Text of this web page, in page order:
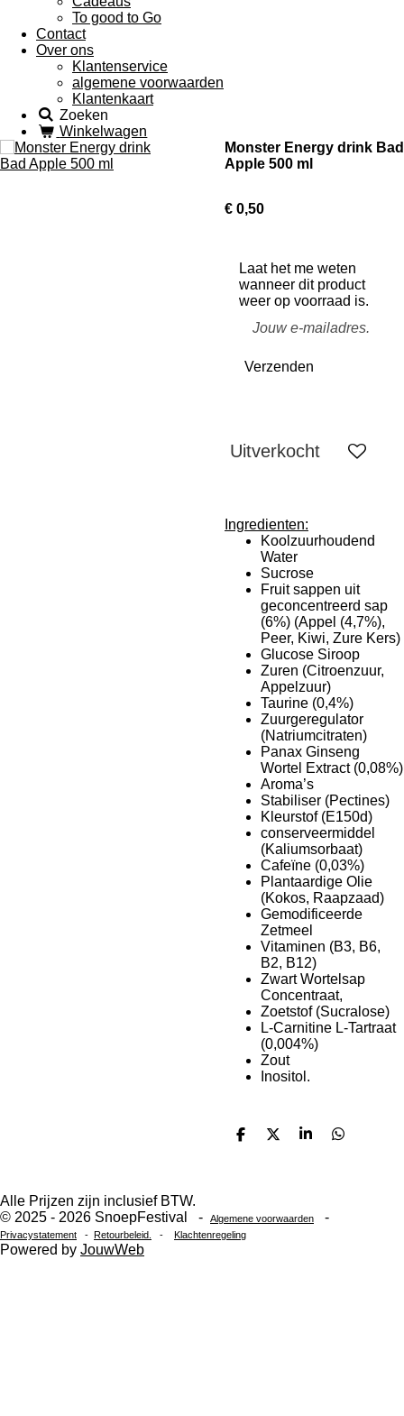
To good to Go
Contact
Over ons
Klantenservice
algemene voorwaarden
Klantenkaart
Zoeken
Winkelwagen
Monster Energy drink Bad
Apple 500 ml
€ 0,50
Laat het me weten
wanneer dit product
weer op voorraad is.
Verzenden
Uitverkocht
Ingredienten:
Koolzuurhoudend
Water
Sucrose
Fruit sappen uit
geconcentreerd sap
(6%) (Appel (4,7%),
Peer, Kiwi, Zure Kers)
Glucose Siroop
Zuren (Citroenzuur,
Appelzuur)
Taurine (0,4%)
Zuurgeregulator
(Natriumcitraten)
Panax Ginseng
Wortel Extract (0,08%)
Aroma’s
Stabiliser (Pectines)
Kleurstof (E150d)
conserveermiddel
(Kaliumsorbaat)
Cafeïne (0,03%)
Plantaardige Olie
(Kokos, Raapzaad)
Gemodificeerde
Zetmeel
Vitaminen (B3, B6,
B2, B12)
Zwart Wortelsap
Concentraat,
Zoetstof (Sucralose)
L-Carnitine L-Tartraat
(0,004%)
Zout
Inositol.
D
D
S
D
Alle Prijzen zijn inclusief BTW.
© 2025 - 2026 SnoepFestival -
Algemene voorwaarden -
Privacystatement - Retourbeleid. - Klachtenregeling
Powered by JouwWeb